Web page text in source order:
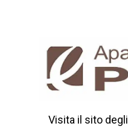
Visita il sito degli